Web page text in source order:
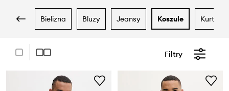
bielizna bluzy jeansy koszule kurtki
Filtry